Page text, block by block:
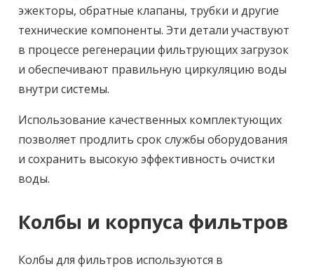
эжекторы, обратные клапаны, трубки и другие
технические компоненты. Эти детали участвуют
в процессе регенерации фильтрующих загрузок
и обеспечивают правильную циркуляцию воды
внутри системы.
Использование качественных комплектующих
позволяет продлить срок службы оборудования
и сохранить высокую эффективность очистки
воды.
Колбы и корпуса фильтров
Колбы для фильтров используются в